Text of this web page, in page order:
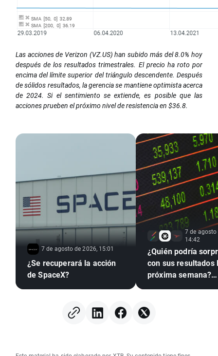
Las acciones de Verizon (VZ.US) han subido más del 8.0% hoy
después de los resultados trimestrales. El precio ha roto por
encima del límite superior del triángulo descendente. Después
de sólidos resultados, la gerencia se mantiene optimista acerca
de 2024. Si el sentimiento se extiende, es posible que las
acciones prueben el próximo nivel de resistencia en $36.8.
7 de agosto de 2026, 15:01
¿Se recuperará la acción
de SpaceX?
7 de agosto
14:42
¿Quién podría
con sus resultados
próxima semana?